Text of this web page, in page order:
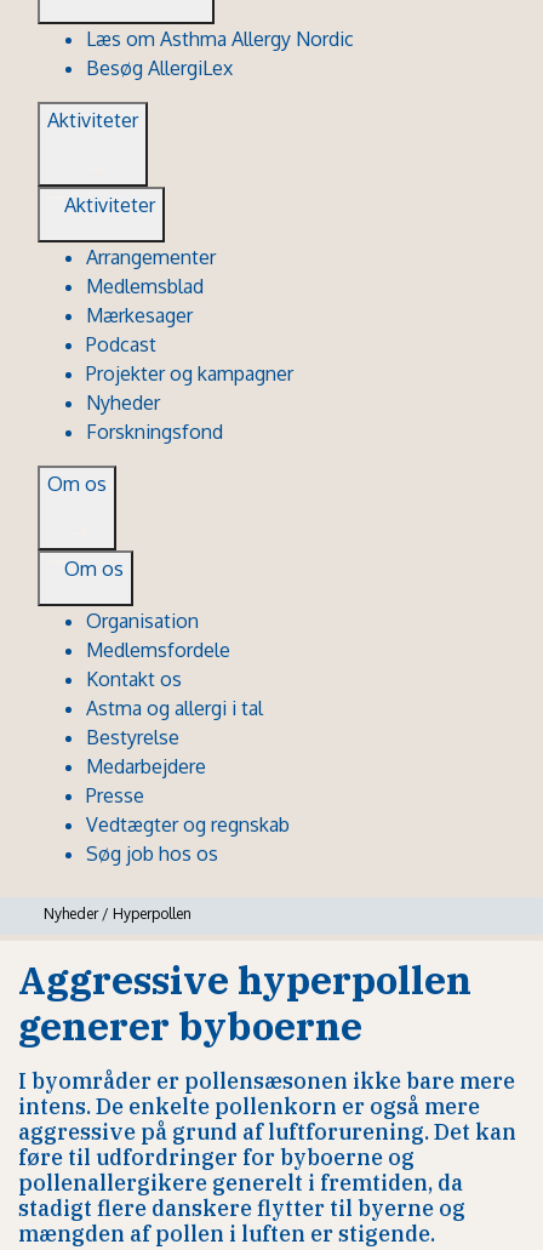
Læs om Asthma Allergy Nordic
Besøg AllergiLex
Aktiviteter
Aktiviteter
Arrangementer
Medlemsblad
Mærkesager
Podcast
Projekter og kampagner
Nyheder
Forskningsfond
Om os
Om os
Organisation
Medlemsfordele
Kontakt os
Astma og allergi i tal
Bestyrelse
Medarbejdere
Presse
Vedtægter og regnskab
Søg job hos os
Nyheder / Hyperpollen
Aggressive hyperpollen
generer byboerne
I byområder er pollensæsonen ikke bare mere
intens. De enkelte pollenkorn er også mere
aggressive på grund af luftforurening. Det kan
føre til udfordringer for byboerne og
pollenallergikere generelt i fremtiden, da
stadigt flere danskere flytter til byerne og
mængden af pollen i luften er stigende.